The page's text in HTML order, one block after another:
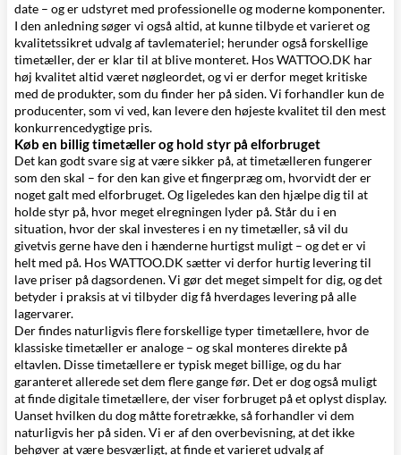
date – og er udstyret med professionelle og moderne komponenter.
I den anledning søger vi også altid, at kunne tilbyde et varieret og
kvalitetssikret udvalg af tavlemateriel; herunder også forskellige
timetæller, der er klar til at blive monteret. Hos WATTOO.DK har
høj kvalitet altid været nøgleordet, og vi er derfor meget kritiske
med de produkter, som du finder her på siden. Vi forhandler kun de
producenter, som vi ved, kan levere den højeste kvalitet til den mest
konkurrencedygtige pris.
Køb en billig timetæller og hold styr på elforbruget
Det kan godt svare sig at være sikker på, at timetælleren fungerer
som den skal – for den kan give et fingerpræg om, hvorvidt der er
noget galt med elforbruget. Og ligeledes kan den hjælpe dig til at
holde styr på, hvor meget elregningen lyder på. Står du i en
situation, hvor der skal investeres i en ny timetæller, så vil du
givetvis gerne have den i hænderne hurtigst muligt – og det er vi
helt med på. Hos WATTOO.DK sætter vi derfor hurtig levering til
lave priser på dagsordenen. Vi gør det meget simpelt for dig, og det
betyder i praksis at vi tilbyder dig få hverdages levering på alle
lagervarer.
Der findes naturligvis flere forskellige typer timetællere, hvor de
klassiske timetæller er analoge – og skal monteres direkte på
eltavlen. Disse timetællere er typisk meget billige, og du har
garanteret allerede set dem flere gange før. Det er dog også muligt
at finde digitale timetællere, der viser forbruget på et oplyst display.
Uanset hvilken du dog måtte foretrække, så forhandler vi dem
naturligvis her på siden. Vi er af den overbevisning, at det ikke
behøver at være besværligt, at finde et varieret udvalg af